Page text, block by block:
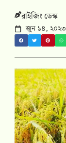
রাইজিং ডেস্ক
জুন ১৪, ২০২৩